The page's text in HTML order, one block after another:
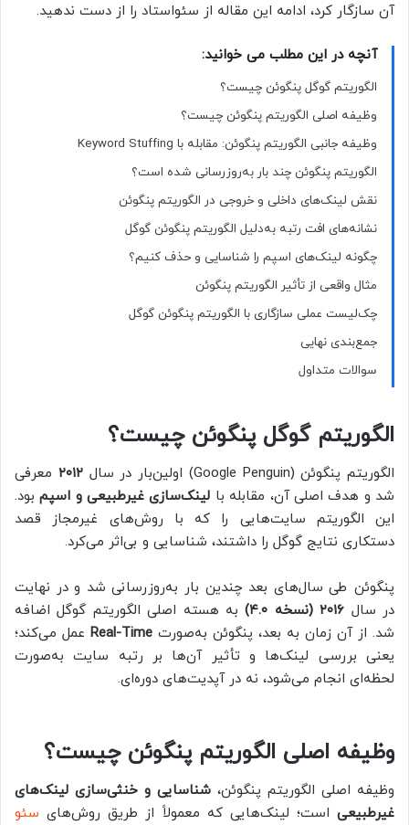
آن سازگار کرد، ادامه این مقاله از سئواستاد را از دست ندهید.
آنچه در این مطلب می خوانید:
الگوریتم گوگل پنگوئن چیست؟
وظیفه اصلی الگوریتم پنگوئن چیست؟
وظیفه جانبی الگوریتم پنگوئن: مقابله با Keyword Stuffing
الگوریتم پنگوئن چند بار به‌روزرسانی شده است؟
نقش لینک‌های داخلی و خروجی در الگوریتم پنگوئن
نشانه‌های افت رتبه به‌دلیل الگوریتم پنگوئن گوگل
چگونه لینک‌های اسپم را شناسایی و حذف کنیم؟
مثال واقعی از تأثیر الگوریتم پنگوئن
چک‌لیست عملی سازگاری با الگوریتم پنگوئن گوگل
جمع‌بندی نهایی
سوالات متداول
الگوریتم گوگل پنگوئن چیست؟
الگوریتم پنگوئن (Google Penguin) اولین‌بار در سال ۲۰۱۲ معرفی
شد و هدف اصلی آن، مقابله با لینک‌سازی غیرطبیعی و اسپمبود.
این الگوریتم سایت‌هایی را که با روش‌های غیرمجاز قصد
دستکاری نتایج گوگل را داشتند، شناسایی و بی‌اثر می‌کرد.
پنگوئن طی سال‌های بعد چندین بار به‌روزرسانی شد و در نهایت
در سال ۲۰۱۶ (نسخه ۴.۰)
به هسته اصلی الگوریتم گوگل اضافه
شد. از آن زمان به بعد، پنگوئن به‌صورت Real-Time عمل می‌کند؛
یعنی بررسی لینک‌ها و تأثیر آن‌ها بر رتبه سایت به‌صورت
لحظه‌ای انجام می‌شود، نه در آپدیت‌های دوره‌ای.
وظیفه اصلی الگوریتم پنگوئن چیست؟
وظیفه اصلی الگوریتم پنگوئن، شناسایی و خنثی‌سازی لینک‌های
غیرطبیعی است؛ لینک‌هایی که معمولاً از طریق روش‌های سئو